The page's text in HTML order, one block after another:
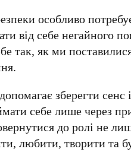
особливо
від себе негайного
так, як ми
зберегти сенс
себе лише через
до ролі не
любити, творити та